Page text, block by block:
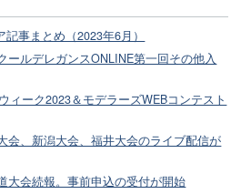
事まとめ（2023年6月）
ールデレガンスONLINE第一回その他入
ィーク2023＆モデラーズWEBコンテスト
会、新潟大会、福井大会のライブ配信が
大会続報。事前申込の受付が開始